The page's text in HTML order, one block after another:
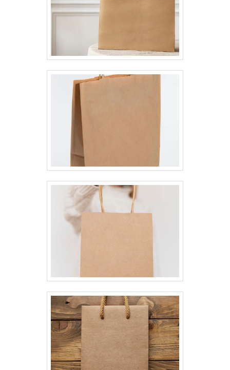
totalmente reciclável e biodegradável, alinhando-se
com práticas sustentáveis e contribuindo para a
redução do impacto ambiental. Disponível em
diferentes tamanhos e formatos, a Caixa Flexível
Kraft é uma solução versátil que une praticidade e
consciência ecológica, tornando-se uma escolha
inteligente para empresas e consumidores